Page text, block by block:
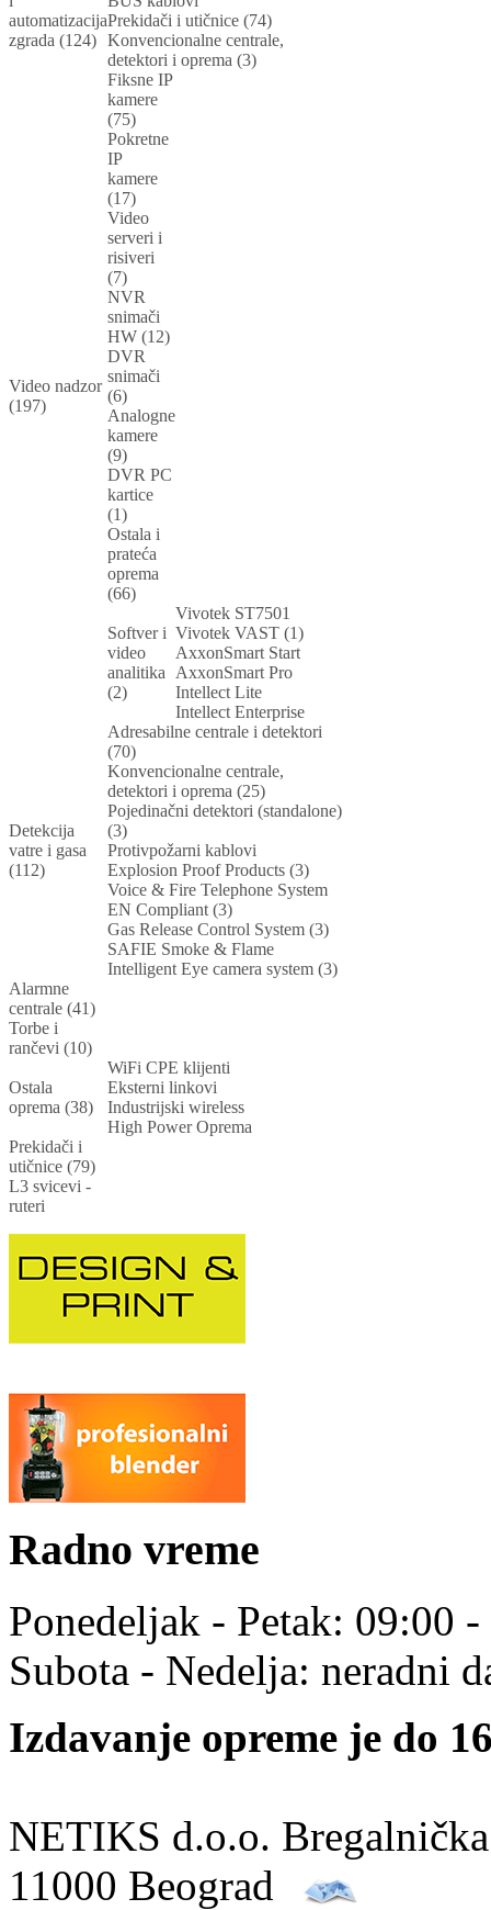
automatizacija
zgrada (124)
Prekidači i utičnice (74)
Konvencionalne centrale,
detektori i oprema (3)
Video nadzor
(197)
Fiksne IP
kamere
(75)
Pokretne
IP
kamere
(17)
Video
serveri i
risiveri
(7)
NVR
snimači
HW (12)
DVR
snimači
(6)
Analogne
kamere
(9)
DVR PC
kartice
(1)
Ostala i
prateća
oprema
(66)
Softver i
video
analitika
(2)
Vivotek ST7501
Vivotek VAST (1)
AxxonSmart Start
AxxonSmart Pro
Intellect Lite
Intellect Enterprise
Detekcija
vatre i gasa
(112)
Adresabilne centrale i detektori
(70)
Konvencionalne centrale,
detektori i oprema (25)
Pojedinačni detektori (standalone)
(3)
Protivpožarni kablovi
Explosion Proof Products (3)
Voice & Fire Telephone System
EN Compliant (3)
Gas Release Control System (3)
SAFIE Smoke & Flame
Intelligent Eye camera system (3)
Alarmne
centrale (41)
Torbe i
rančevi (10)
Ostala
oprema (38)
WiFi CPE klijenti
Eksterni linkovi
Industrijski wireless
High Power Oprema
Prekidači i
utičnice (79)
L3 svicevi -
ruteri
Radno vreme
Ponedeljak - Petak: 09:00
Subota - Nedelja: neradni
Izdavanje opreme je do
NETIKS d.o.o.
11000 Beograd